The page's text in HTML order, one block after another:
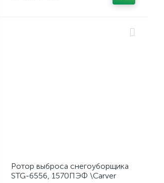
Ротор выброса снегоуборщика
STG-6556, 1570ПЭФ \Carver